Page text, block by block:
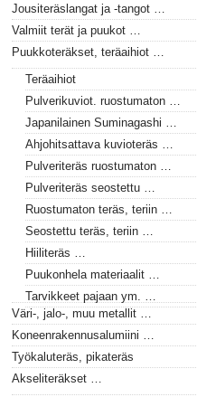
Jousiteräslangat ja -tangot …
Valmiit terät ja puukot …
Puukkoteräkset, teräaihiot …
Teräaihiot
Pulverikuviot. ruostumaton …
Japanilainen Suminagashi …
Ahjohitsattava kuvioteräs …
Pulveriteräs ruostumaton …
Pulveriteräs seostettu …
Ruostumaton teräs, teriin …
Seostettu teräs, teriin …
Hiiliteräs …
Puukonhela materiaalit …
Tarvikkeet pajaan ym. …
Väri-, jalo-, muu metallit …
Koneenrakennusalumiini …
Työkaluteräs, pikateräs
Akseliteräkset …